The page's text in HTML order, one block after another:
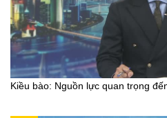
Kiều bào: Nguồn lực quan trọng